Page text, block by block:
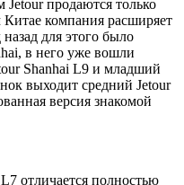
продаются только
компания расширяет
для этого было
в него уже вошли
Shanhai L9 и младший
выходит средний Jetour
версия знакомой
отличается полностью